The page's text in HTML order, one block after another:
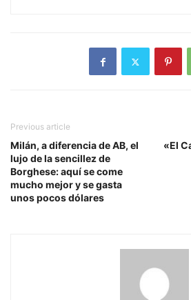
Previous article
Milán, a diferencia de AB, el
lujo de la sencillez de
Borghese: aquí se come
mucho mejor y se gasta
unos pocos dólares
«El